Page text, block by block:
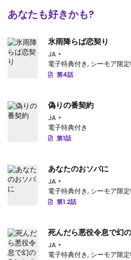
あなたも好きかも?
氷雨降らば恋契り
JA
電子特典付き, シーモア限
第4話
偽りの番契約
JA
電子特典付き
第1話
あなたのおソバに
JA
電子特典付き, シーモア限
第1.2話
死んだら悪役令息で幻
JA
電子特典付き, シーモア限